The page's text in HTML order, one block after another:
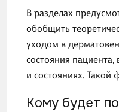
В разделах
обобщить
уходом в
состояния
и состояниях. Такой
Кому будет